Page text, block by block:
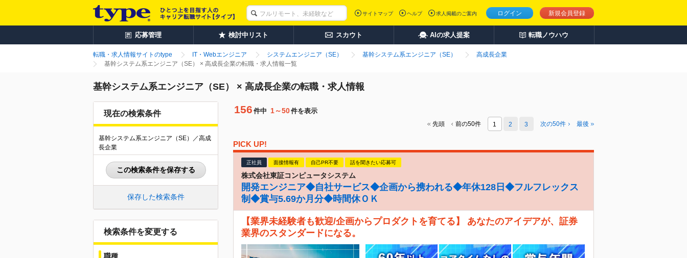
ログイン 新規会員登録
サイトマップ ヘルプ 求人掲載のご案内
応募管理 検討中リスト スカウト AIの求人提案 転職ノウハウ
転職・求人情報サイトのtype IT・Webエンジニア システムエンジニア（SE） 基幹システム系エンジニア（SE）
高成長企業
基幹システム系エンジニア（SE） × 高成長企業の転職・求人情報一覧
基幹システム系エンジニア（SE） × 高成長企業の転職・求人情報
現在の検索条件
基幹システム系エンジニア（SE）／高成
長企業
この検索条件を保存する
保存した検索条件
検索条件を変更する
職種
156 件中 1～50件を表示
先頭 前の50件 1 2 3 次の50件 最後
PICK UP!
正社員 面接情報有 自己PR不要 話を聞きたい応募可
株式会社東証コンピュータシステム
開発エンジニア◆自社サービス◆企画から携われる◆年休128日◆フルフレックス
制◆賞与5.69か月分◆時間休ＯＫ
【業界未経験者も歓迎/企画からプロダクトを育てる】 あなたのアイデアが、証券
業界のスタンダードになる。